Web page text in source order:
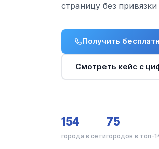
страницу без
Получить
Смотреть кейс с
154
города в сети
75
городов в топ-